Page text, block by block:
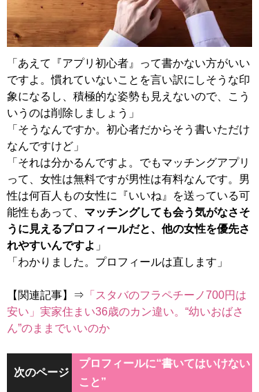
「あえて『アプリ初心者』って書かない方がいい
ですよ。慣れていないことを言い訳にしそうな印
象になるし、積極的な姿勢も見えないので、こう
いうのは削除しましょう」
「そうなんですか。初心者だからそう書いただけ
なんですけど」
「それは分かるんですよ。でもマッチングアプリ
って、女性は無料ですが男性は有料なんです。男
性は何百人もの女性に『いいね』を送っている可
能性もあって、 マッチングしても会う気がなさそ
うに見えるプロフィールだと、他の女性を優先さ
れやすいんですよ 」
「わかりました。プロフィールは直します」
【関連記事】⇒ 「スタバのフラペチーノ700円は
安い」実家住まい36歳のカン違い。“幼いおばさ
ん”のままでいいのか
次のページ
プロフィールに“書いてはいけない
こと”